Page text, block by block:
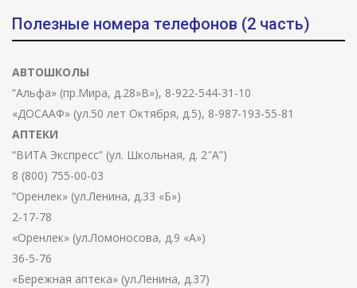
Полезные номера телефонов (2 часть)
АВТОШКОЛЫ
“Альфа» (пр.Мира, д.28»В»), 8-922-544-31-10
«ДОСААФ» (ул.50 лет Октября, д.5), 8-987-193-55-81
АПТЕКИ
“ВИТА Экспресс” (ул. Школьная, д. 2″А”)
8 (800) 755-00-03
“Оренлек» (ул.Ленина, д.33 «Б»)
2-17-78
«Оренлек» (ул.Ломоносова, д.9 «А»)
36-5-76
«Бережная аптека» (ул.Ленина, д.37)